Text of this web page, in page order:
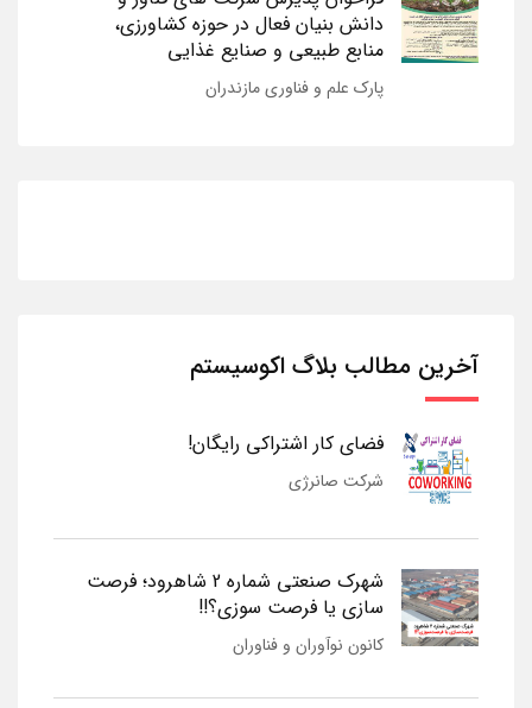
دانش بنیان فعال در حوزه کشاورزی،
منابع طبیعی و صنایع غذایی
پارک علم و فناوری مازندران
آخرین مطالب بلاگ اکوسیستم
فضای کار اشتراکی رایگان!
شرکت صانرژی
شهرک صنعتی شماره 2 شاهرود؛ فرصت
سازی یا فرصت سوزی؟!!
کانون نوآوران و فناوران